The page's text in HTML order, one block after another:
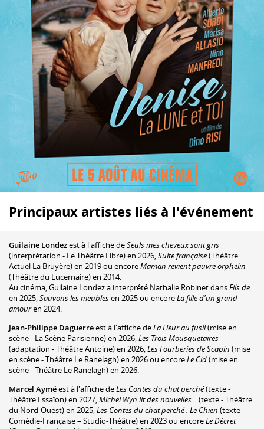
Principaux artistes liés à l'événement
Guilaine Londezest à l'affiche deSeuls mes cheveux sont gris
(interprétation - Le Théâtre Libre) en 2026,Suite française(Théâtre
Actuel La Bruyère) en 2019 ou encoreMaman revient pauvre orphelin
(Théâtre du Lucernaire) en 2014.
Au cinéma, Guilaine Londez a interprété Nathalie Robinet dansFils de
en 2025,Sauvons les meublesen 2025 ou encoreLa fille d'un grand
amouren 2024.
Jean-Philippe Daguerreest à l'affiche deLa Fleur au fusil(mise en
scène - La Scène Parisienne) en 2026,Les Trois Mousquetaires
(adaptation - Théâtre Antoine) en 2026,Les Fourberies de Scapin (mise
en scène - Théâtre Le Ranelagh) en 2026 ou encoreLe Cid(mise en
scène - Théâtre Le Ranelagh) en 2026.
Marcel Ayméest à l'affiche deLes Contes du chat perché(texte -
Théâtre Essaïon) en 2027,Michel Wyn lit des nouvelles... (texte - Théâtre
du Nord-Ouest) en 2025,Les Contes du chat perché : Le Chien (texte -
Comédie-Française – Studio-Théâtre) en 2023 ou encoreLe Décret